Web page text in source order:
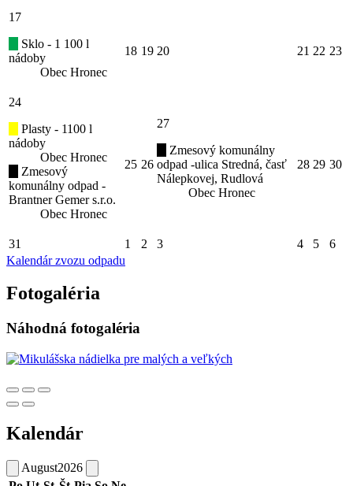
17
Sklo - 1 100 l
nádoby
Obec Hronec
18 19 20 21 22 23
24
Plasty - 1100 l
nádoby
Obec Hronec
Zmesový
komunálny odpad -
Brantner Gemer s.r.o.
Obec Hronec
25 26
27
Zmesový komunálny
odpad -ulica Stredná, časť
Nálepkovej, Rudlová
Obec Hronec
28 29 30
31 1 2 3 4 5
6
Kalendár zvozu odpadu
Fotogaléria
Náhodná fotogaléria
Kalendár
August2026